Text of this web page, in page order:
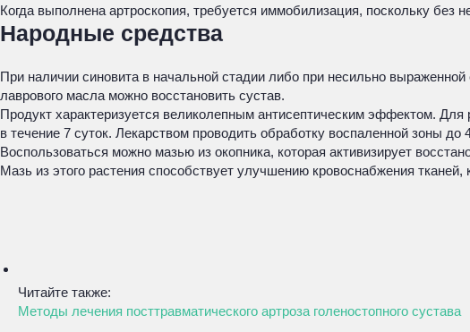
Когда выполнена артроскопия, требуется иммобилизация, поскольку
Народные средства
При наличии синовита в начальной стадии либо при несильно
лаврового масла можно восстановить сустав.
Продукт характеризуется великолепным антисептическим эффектом.
в течение 7 суток. Лекарством проводить обработку воспаленной зоны до
Воспользоваться можно мазью из окопника, которая активизирует
Мазь из этого растения способствует улучшению кровоснабжения
Читайте также:
Методы лечения посттравматического артроза голеностопного сустава